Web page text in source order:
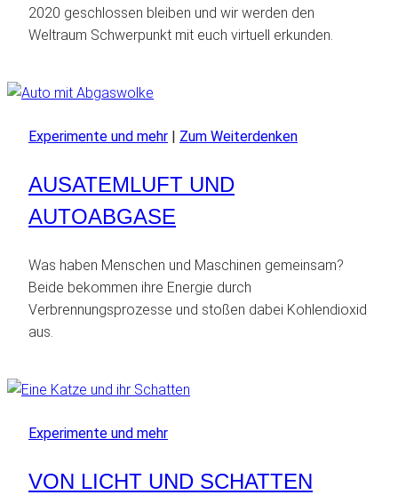
2020 geschlossen bleiben und wir werden den
Weltraum Schwerpunkt mit euch virtuell erkunden.
Experimente und mehr | Zum Weiterdenken
AUSATEMLUFT UND
AUTOABGASE
Was haben Menschen und Maschinen gemeinsam?
Beide bekommen ihre Energie durch
Verbrennungsprozesse und stoßen dabei Kohlendioxid
aus.
Experimente und mehr
VON LICHT UND SCHATTEN